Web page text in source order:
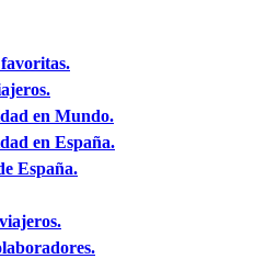
en Mundo.
en España.
España.